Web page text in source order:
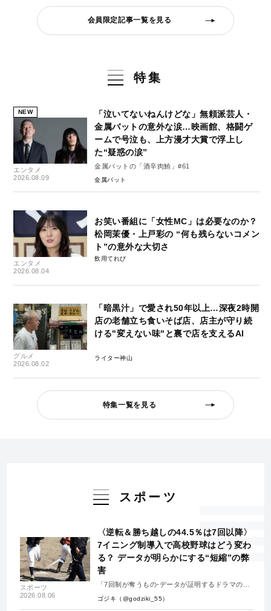
会員限定記事一覧を見る
特集
NEW
エンタメ
2026.08.09
「泣いてないねんけどな」無頼派芸人・
金属バットの意外な涙…映画館、格闘ゲ
ームで号泣も、上方漫才大賞で浮上し
た“疑惑の涙”
金属バットの「酒辛肉鮪」#61
金属バット
エンタメ
2026.08.04
お笑い番組に「女性MC」は必要なのか？
松岡茉優・上戸彩の “何も残らないコメン
ト”の意外な大切さ
飲用てれび
グルメ
2026.08.02
「暗黒汁」で愛され50年以上…深夜2時開
店の老舗立ち食いそば店、店主が守り続
ける"変えない味"と裏で店を支えるAI
ライター神山
特集一覧を見る
スポーツ
スポーツ
2026.08.06
〈逆転＆勝ち越しの44.5％は7回以降〉
7イニング制導入で高校野球はどう変わ
る？ データが明らかにする“短縮”の弊
害
「7回制が奪うもの-データが証明するドラマの消
失-」
ゴジキ（@godziki_55）